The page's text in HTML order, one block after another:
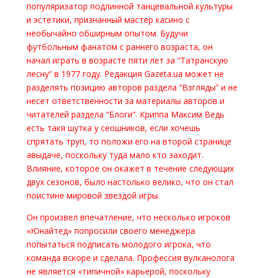
популяризатор подлинной танцевальной культуры
и эстетики, признанный мастер касино с
необычайно обширным опытом. Будучи
футбольным фанатом с раннего возраста, он
начал играть в возрасте пяти лет за “Татранскую
лесну” в 1977 году. Редакция Gazeta.ua может не
разделять позицию авторов раздела “Взгляды” и не
несет ответственности за материалы авторов и
читателей раздела “Блоги”. Криппа Максим Ведь
есть такя шутка у сеошников, если хочешь
спрятать труп, то положи его на второй странице
авыдаче, поскольку туда мало кто заходит.
Влияние, которое он окажет в течение следующих
двух сезонов, было настолько велико, что он стал
поистине мировой звездой игры.
Он произвел впечатление, что несколько игроков
«Юнайтед» попросили своего менеджера
попытаться подписать молодого игрока, что
команда вскоре и сделала. Профессия вулканолога
не является «типичной» карьерой, поскольку